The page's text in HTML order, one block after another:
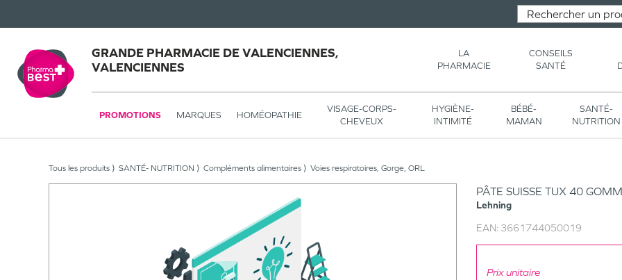
GRANDE PHARMACIE DE VALENCIENNES,
VALENCIENNES
LA
PHARMACIE
CONSEILS
SANTÉ
PROMOTIONS MARQUES HOMÉOPATHIE
VISAGE-CORPS-
CHEVEUX
HYGIÈNE-
INTIMITÉ
BÉBÉ-
MAMAN
SANTÉ-
NUTRITION
Tous les produits SANTÉ- NUTRITION Compléments alimentaires Voies respiratoires, Gorge, ORL
PÂTE SUISSE TUX 40
Lehning
EAN: 3661744050019
Prix unitaire